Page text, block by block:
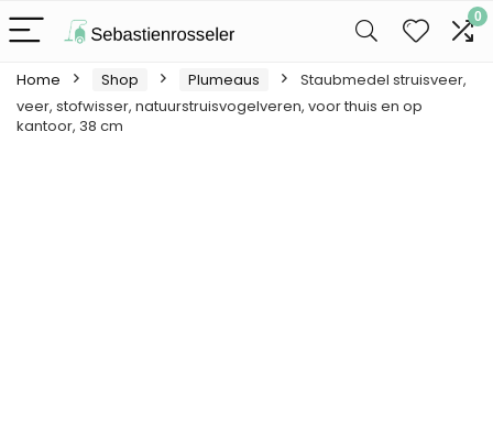
0
Home Shop Plumeaus
Staubmedel struisveer,
veer, stofwisser, natuurstruisvogelveren, voor thuis en op
kantoor, 38 cm